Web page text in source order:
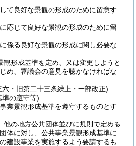
て良好な景観の形成のために留意す
応じて良好な景観の形成のために留
係る良好な景観の形成に関し必要な
観形成基準を定め、又は変更しようと
め、審議会の意見を聴かなければな
六・旧第二十三条繰上・一部改正)
準の遵守等)
業景観形成基準を遵守するものとす
他の地方公共団体並びに規則で定める
体に対し、公共事業景観形成基準に
建設事業を実施するよう要請するも